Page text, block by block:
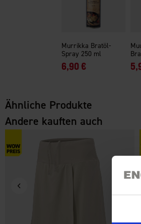
Murrikka Bratöl-
Spray 250 ml
6,90 €
Ähnliche Produkte
Andere kauften auch